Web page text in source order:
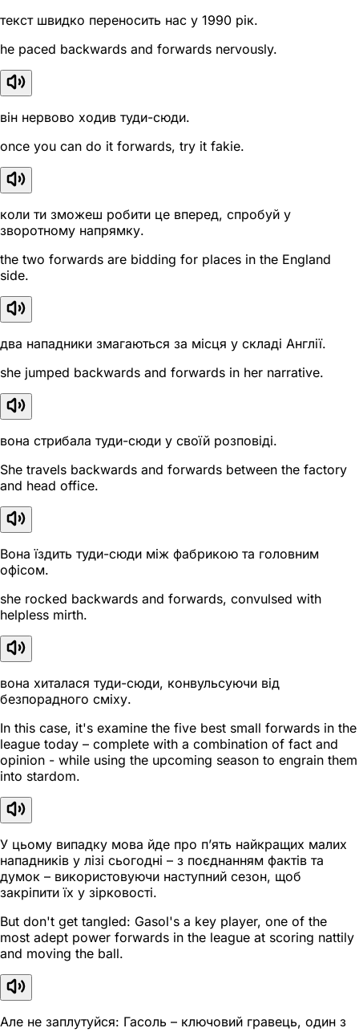
текст швидко переносить нас у 1990 рік.
he paced backwards and forwards nervously.
він нервово ходив туди-сюди.
once you can do it forwards, try it fakie.
коли ти зможеш робити це вперед, спробуй у
зворотному напрямку.
the two forwards are bidding for places in the England
side.
два нападники змагаються за місця у складі Англії.
she jumped backwards and forwards in her narrative.
вона стрибала туди-сюди у своїй розповіді.
She travels backwards and forwards between the factory
and head office.
Вона їздить туди-сюди між фабрикою та головним
офісом.
she rocked backwards and forwards, convulsed with
helpless mirth.
вона хиталася туди-сюди, конвульсуючи від
безпорадного сміху.
In this case, it's examine the five best small forwards in the
league today – complete with a combination of fact and
opinion - while using the upcoming season to engrain them
into stardom.
У цьому випадку мова йде про п’ять найкращих малих
нападників у лізі сьогодні – з поєднанням фактів та
думок – використовуючи наступний сезон, щоб
закріпити їх у зірковості.
But don't get tangled: Gasol's a key player, one of the
most adept power forwards in the league at scoring nattily
and moving the ball.
Але не заплутуйся: Гасоль – ключовий гравець, один з